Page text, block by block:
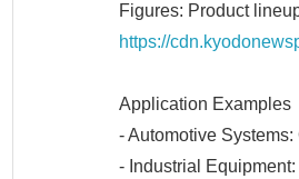
Figures: Product
https://
Application Examples
- Automotive
- Industrial